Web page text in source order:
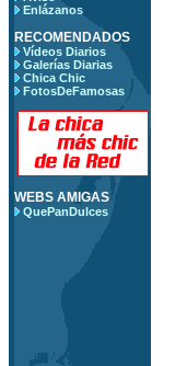
Enlázanos
RECOMENDADOS
Vídeos Diarios
Galerías Diarias
Chica Chic
FotosDeFamosas
WEBS AMIGAS
QuePanDulces